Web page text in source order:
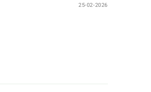
25-02-2026